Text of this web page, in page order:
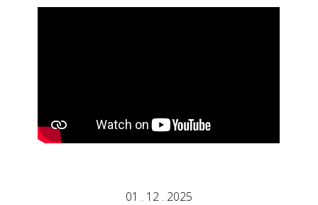
01 . 12 . 2025